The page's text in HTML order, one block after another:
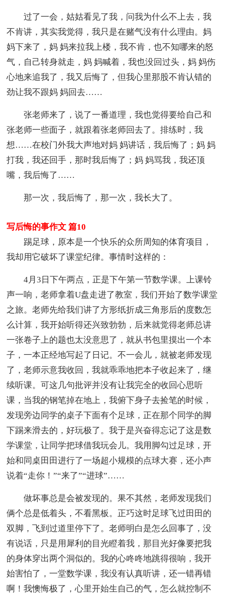
过了一会，姑姑看见了我，问我为什么不上去，我
不肯讲，其实我觉得，我只是在赌气没有什么理由。妈
妈下来了，妈 妈来拉我上楼，我不肯，也不知哪来的怒
气，自己转身就走，妈 妈喊着，我也没回过头，妈 妈伤
心地来追我了，我又后悔了，但我心里那股不肯认错的
劲让我不跟妈 妈回去……
张老师来了，说了一番道理，我也觉得要给自己和
张老师一些面子，就跟着张老师回去了。排练时，我
想……在校门外我大声地对妈 妈讲话，我后悔了；妈 妈
打我，我还回手，那时我后悔了；妈 妈骂我，我还顶
嘴，我后悔了……
那一次，我后悔了，那一次，我长大了。
写后悔的事作文 篇10
踢足球，原本是一个快乐的众所周知的体育项目，
我却用它破坏了课堂纪律。事情时这样的：
4月3日下午两点，正是下午第一节数学课。上课铃
声一响，老师拿着U盘走进了教室，我们开始了数学课堂
之旅。老师先给我们讲了方形纸折成三角形后的度数怎
么计算，我开始听得还兴致勃勃，后来就觉得老师总讲
一张卷子上的题也太没意思了，就从书包里摸出一个本
子，一本正经地写起了日记。不一会儿，就被老师发现
了，老师示意我收回，我就乖乖地把本子收起来了，继
续听课。可这几句批评并没有让我完全的收回心思听
课，当我的钢笔掉在地上，我俯下身子去捡笔的时候，
发现旁边同学的桌子下面有个足球，正在那个同学的脚
下踢来滑去的，好玩极了。我于是兴奋得忘记了这是数
学课堂，让同学把球借我玩会儿。我用脚勾过足球，开
始和同桌田田进行了一场超小规模的点球大赛，还小声
说着“走你！”“来了”“进球”……
做坏事总是会被发现的。果不其然，老师发现我们
俩个总是低着头，不看黑板。正巧这时足球飞过田田的
双脚，飞到过道里停下了。老师明白是怎么回事了，没
有说话，只是用犀利的目光瞪着我，那目光好像要把我
的身体穿出两个洞似的。我的心咚咚地跳得很响，我开
始害怕了，一堂数学课，我没有认真听讲，还一错再错
啊！我懊悔极了，心里开始生自己的气，怎么就控制不